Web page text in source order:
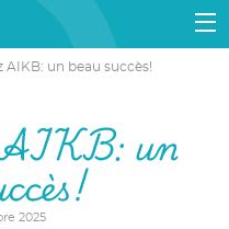
AIKB: un beau succès!
un
2025